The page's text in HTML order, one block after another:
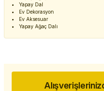
Yapay Dal
Ev Dekorasyon
Ev Aksesuar
Yapay Ağaç Dalı